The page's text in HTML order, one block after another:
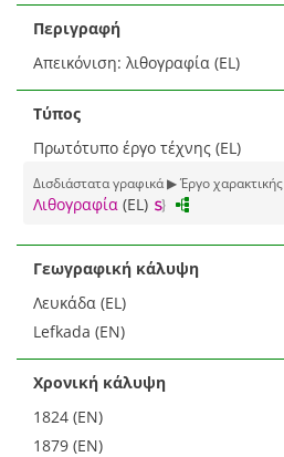
Περιγραφή
Απεικόνιση: λιθογραφία (EL)
Τύπος
Πρωτότυπο έργο τέχνης (EL)
Δισδιάστατα γραφικά ▶ Έργο χαρακτικής
Λιθογραφία (EL)
Γεωγραφική κάλυψη
Λευκάδα (EL)
Lefkada (EN)
Χρονική κάλυψη
1824 (EN)
1879 (EN)